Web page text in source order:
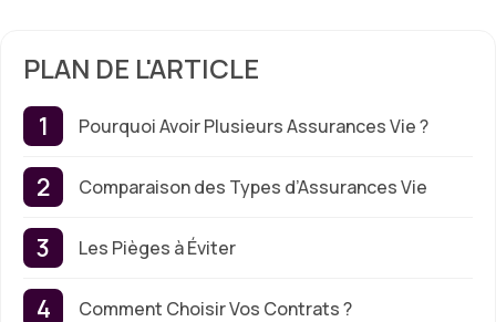
PLAN DE L'ARTICLE
Pourquoi Avoir Plusieurs Assurances Vie ?
Comparaison des Types d’Assurances Vie
Les Pièges à Éviter
Comment Choisir Vos Contrats ?